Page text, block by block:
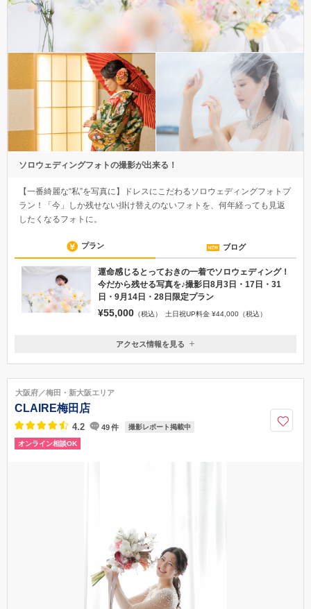
ソロウェディングフォトの撮影が出来る！
【一番綺麗な“私”を写真に】ドレスにこだわるソロウェディングフォトプ
ラン！「今」しか残せない掛け替えのないフォトを、何年経っても見返
したくなるフォトに。
プラン ブログ
運命感じるとっておきの一着でソロウェディング！
今だから残せる写真を♪撮影日8月3日・17日・31
日・9月14日・28日限定プラン
¥55,000 （税込） 土日祝UP料金 ¥44,000（税込）
大阪府岸和田市港緑町3-1 アクアテラスリヴァージュブラン1階
よりタクシーで約5分 ●電車でお越しの場合 ・南海本線「なんば駅」から
「岸和田駅」まで特急で21分 ●お車でお越しの場合 阪神高速湾岸線岸和田
南IC降りてすぐ
072-449-1122
アクセス情報を見る
大阪府／梅田・新大阪エリア
CLAIRE梅田店
4.2 49件 撮影レポート掲載中
オンライン相談OK